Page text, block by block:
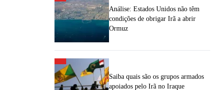
Análise: Estados Unidos não têm
condições de obrigar Irã a abrir
Ormuz
Saiba quais são os grupos armados
apoiados pelo Irã no Iraque